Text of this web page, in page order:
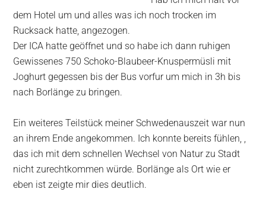
dem Hotel um und alles was ich noch trocken im
Rucksack hatte, angezogen.
Der ICA hatte geöffnet und so habe ich dann ruhigen
Gewissenes 750 Schoko-Blaubeer-Knuspermüsli mit
Joghurt gegessen bis der Bus vorfur um mich in 3h bis
nach Borlänge zu bringen.
Ein weiteres Teilstück meiner Schwedenauszeit war nun
an ihrem Ende angekommen. Ich konnte bereits fühlen, ,
das ich mit dem schnellen Wechsel von Natur zu Stadt
nicht zurechtkommen würde. Borlänge als Ort wie er
eben ist zeigte mir dies deutlich.